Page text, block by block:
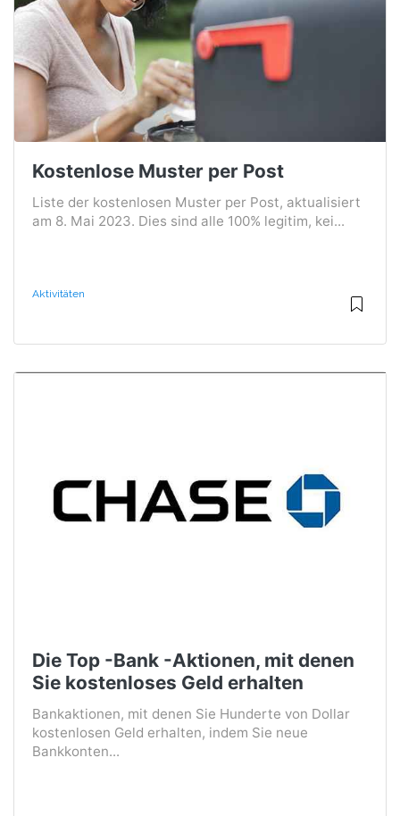
Kostenlose Muster per Post
Liste der kostenlosen Muster per Post, aktualisiert
am 8. Mai 2023. Dies sind alle 100% legitim, kei...
Aktivitäten
Die Top -Bank -Aktionen, mit denen
Sie kostenloses Geld erhalten
Bankaktionen, mit denen Sie Hunderte von Dollar
kostenlosen Geld erhalten, indem Sie neue
Bankkonten...